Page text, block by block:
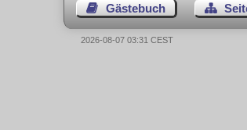
Gästebuch
2026-08-07 03:31 CEST